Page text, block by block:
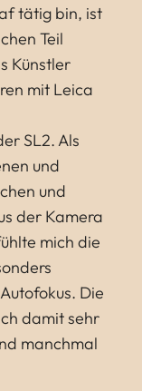
tätig bin, ist
Teil
Künstler
mit Leica
SL2. Als
und
und
der Kamera
mich die
Die
damit sehr
manchmal